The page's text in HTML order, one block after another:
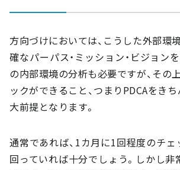
方向づけにおいては、こうした外部環
確なパーパス・ミッション・ビジョン
の内部環境の分析も必要ですが、その
ックができること、つまりPDCAをき
大前提となります。
通常であれば、1カ月に1回程度のチ
回っていれば十分でしょう。しかし非